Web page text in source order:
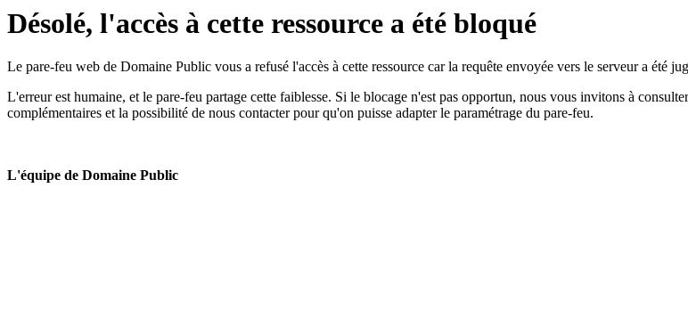
Désolé, l'accès à cette ressource a été bloqué
Le pare-feu web de Domaine Public vous a refusé l'accès à cette ressource car la requête envoyée vers le serveur a été
L'erreur est humaine, et le pare-feu partage cette faiblesse. Si le blocage n'est pas opportun, nous vous invitons à
complémentaires et la possibilité de nous contacter pour qu'on puisse adapter le paramétrage du pare-feu.
L'équipe de Domaine Public